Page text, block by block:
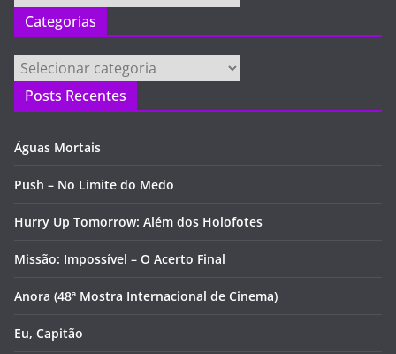
Categorias
Categorias
Posts Recentes
Águas Mortais
Push – No Limite do Medo
Hurry Up Tomorrow: Além dos Holofotes
Missão: Impossível – O Acerto Final
Anora (48ª Mostra Internacional de Cinema)
Eu, Capitão